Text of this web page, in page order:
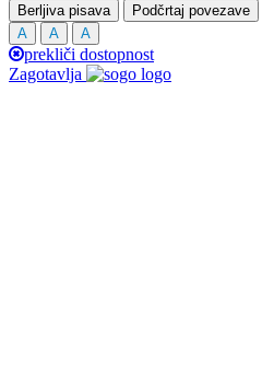
Berljiva pisava
Podčrtaj povezave
A
A A
prekliči dostopnost
Zagotavlja